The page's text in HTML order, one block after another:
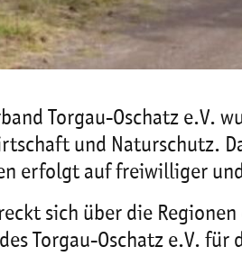
Torgau-Oschatz e.V.
und Naturschutz.
erfolgt auf freiwilliger
sich über die
Torgau-Oschatz e.V.